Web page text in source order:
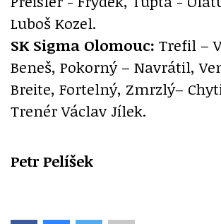
Luboš Kozel.
SK Sigma Olomouc: Trefil –
Beneš, Pokorný – Navrátil,
Breite, Fortelný, Zmrzlý–
Trenér Václav Jílek.
Petr Pelíšek